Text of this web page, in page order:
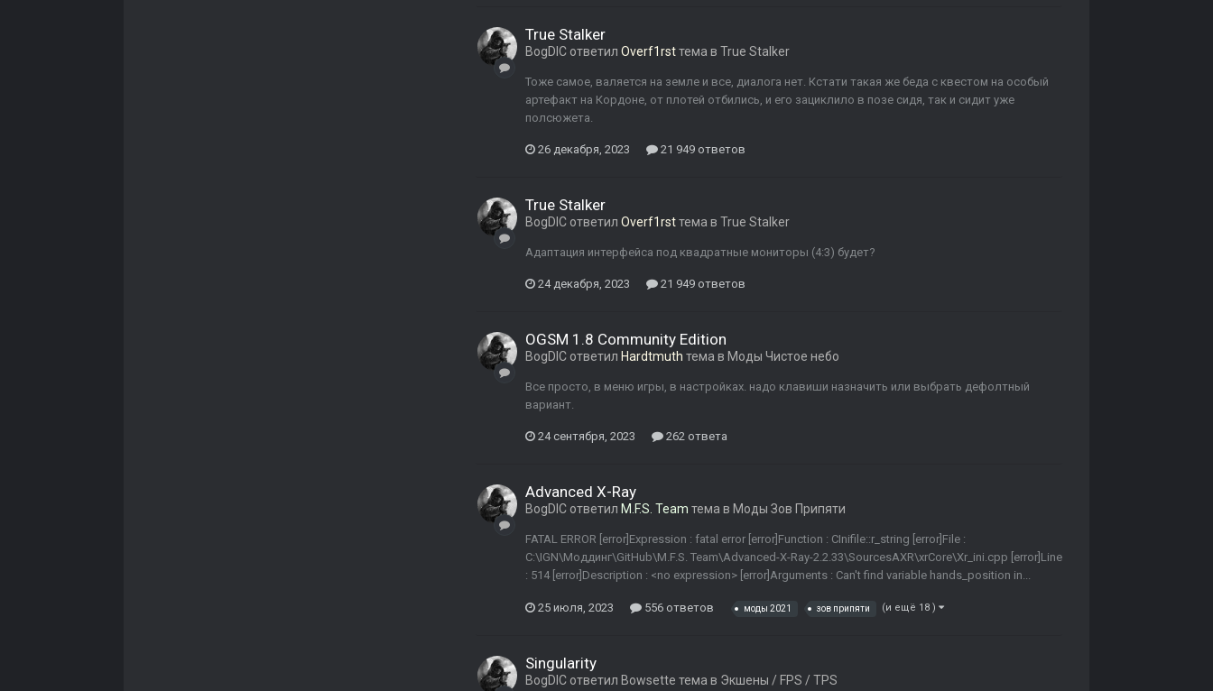
True Stalker
BogDIC ответил Overf1rstтема в True Stalker
Тоже самое, валяется на земле и все, диалога нет. Кстати такая же беда с квестом на особый
артефакт на Кордоне, от плотей отбились, и его зациклило в позе сидя, так и сидит уже
полсюжета.
26 декабря, 2023 21 949 ответов
True Stalker
BogDIC ответил Overf1rstтема в True Stalker
Адаптация интерфейса под квадратные мониторы (4:3) будет?
24 декабря, 2023 21 949 ответов
OGSM 1.8 Community Edition
BogDIC ответил Hardtmuth тема в Моды Чистое небо
Все просто, в меню игры, в настройках. надо клавиши назначить или выбрать дефолтный
вариант.
24 сентября, 2023 262 ответа
Advanced X-Ray
BogDIC ответил M.F.S. Team тема в Моды Зов Припяти
FATAL ERROR [error]Expression : fatal error [error]Function : CInifile::r_string [error]File :
C:\IGN\Моддинг\GitHub\M.F.S. Team\Advanced-X-Ray-2.2.33\SourcesAXR\xrCore\Xr_ini.cpp [error]Line
: 514 [error]Description : <no expression> [error]Arguments : Can't find variable hands_position in...
25 июля, 2023 556 ответов моды 2021 зов припяти (и ещё 18 )
Singularity
BogDIC ответил Bowsette тема в Экшены / FPS / TPS